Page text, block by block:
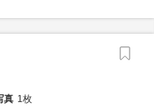
真 1枚